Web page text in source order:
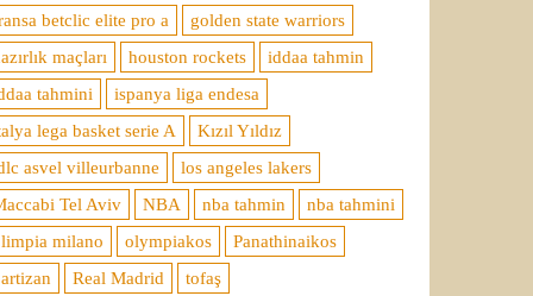
betclic elite pro a
golden state warriors
maçları
houston rockets
iddaa tahmin
tahmini
ispanya liga endesa
lega basket serie A
Kızıl Yıldız
asvel villeurbanne
los angeles lakers
Tel Aviv
NBA nba tahmin
nba tahmini
milano
olympiakos
Panathinaikos
Real Madrid tofaş